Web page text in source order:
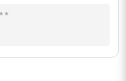
★
★